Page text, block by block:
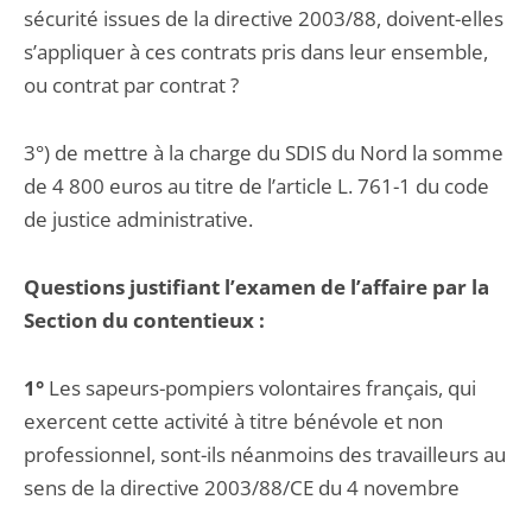
sécurité issues de la directive 2003/88, doivent-elles
s’appliquer à ces contrats pris dans leur ensemble,
ou contrat par contrat ?
3°) de mettre à la charge du SDIS du Nord la somme
de 4 800 euros au titre de l’article L. 761-1 du code
de justice administrative.
Questions justifiant l’examen de l’affaire par la
Section du contentieux :
1° Les sapeurs-pompiers volontaires français, qui
exercent cette activité à titre bénévole et non
professionnel, sont-ils néanmoins des travailleurs au
sens de la directive 2003/88/CE du 4 novembre